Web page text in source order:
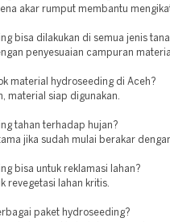
akar rumput membantu
bisa dilakukan di semua jenis
penyesuaian campuran
material hydroseeding di Aceh?
material siap digunakan.
tahan terhadap hujan?
jika sudah mulai berakar
bisa untuk reklamasi lahan?
revegetasi lahan kritis.
paket hydroseeding?